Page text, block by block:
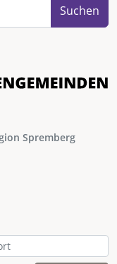
Suchen
Spremberg